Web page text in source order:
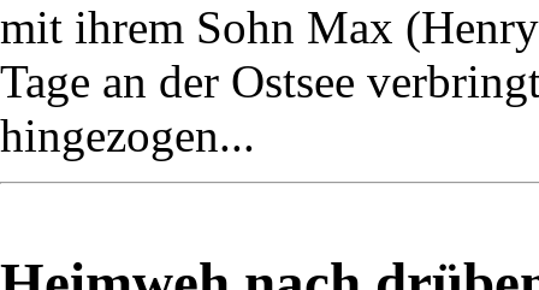
mit ihrem Sohn Max
Tage an der Ostsee
hingezogen...